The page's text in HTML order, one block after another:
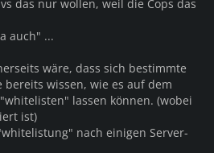
das nur wollen, weil die Cops das
auch" ...
wäre, dass sich bestimmte
wissen, wie es auf dem
lassen können. (wobei
ist)
nach einigen Server-